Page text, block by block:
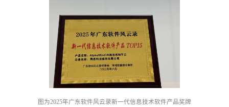
图为2025年广东软件风云录新一代信息技术软件产品奖牌